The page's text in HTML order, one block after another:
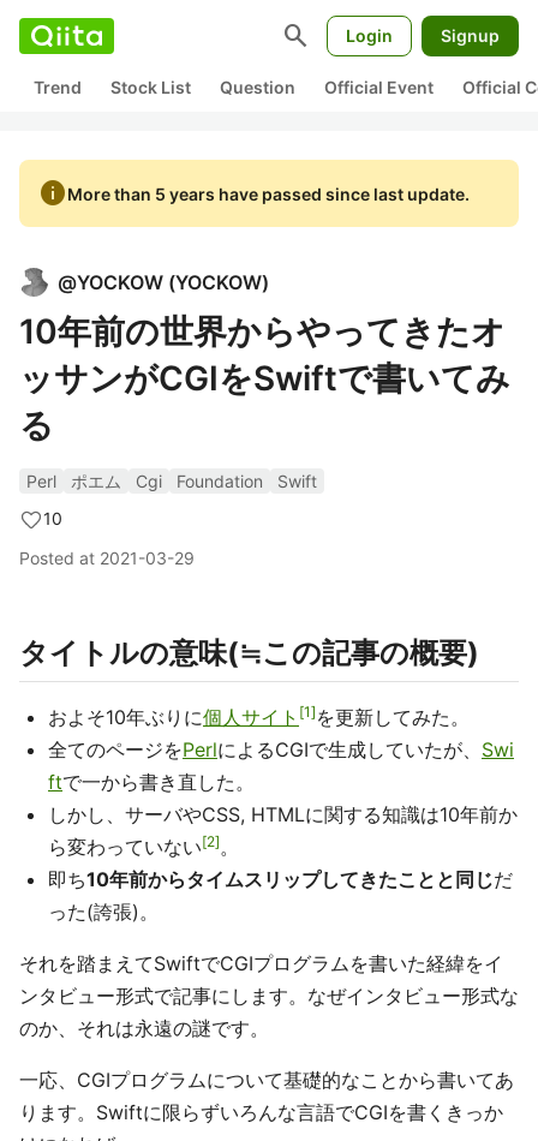
search Login Signup
Trend Stock List Question Official Event Official
infoMore than 5 years have passed since last update.
@YOCKOW (YOCKOW)
10年前の世界からやってきたオ
ッサンがCGIをSwiftで書いてみ
る
Perl ポエム Cgi Foundation
Swift
10
Posted at 2021-03-29
タイトルの意味(≒この記事の概要)
およそ10年ぶりに個人サイト 1 を更新してみた。
全てのページをPerlによるCGIで生成していたが、 Swi
ftで一から書き直した。
しかし、サーバやCSS, HTMLに関する知識は10年前か
ら変わっていない 2 。
即ち10年前からタイムスリップしてきたことと同じだ
った(誇張)。
それを踏まえてSwiftでCGIプログラムを書いた経緯をイ
ンタビュー形式で記事にします。なぜインタビュー形式な
のか、それは永遠の謎です。
一応、CGIプログラムについて基礎的なことから書いてあ
ります。Swiftに限らずいろんな言語でCGIを書くきっか